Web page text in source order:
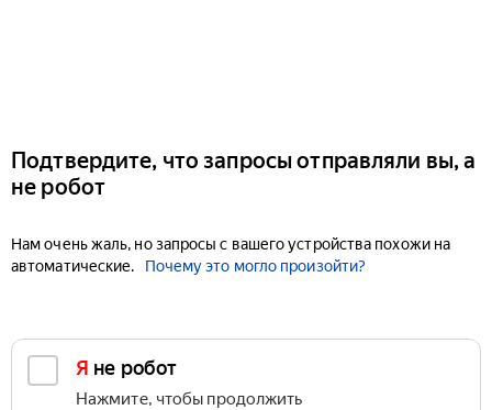
Подтвердите, что запросы отправляли вы, а
не робот
Нам очень жаль, но запросы с вашего устройства похожи на
автоматические.
Почему это могло произойти?
Я не робот
Нажмите, чтобы продолжить